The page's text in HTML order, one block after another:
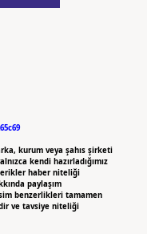
kurum veya şahıs şirketi
kendi hazırladığımız
haber niteliği
paylaşım
benzerlikleri tamamen
ve tavsiye niteliği